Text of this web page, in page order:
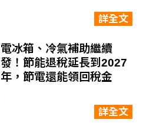
詳全文
電冰箱、冷氣補助繼續
發！節能退稅延長到2027
年，節電還能領回稅金
詳全文